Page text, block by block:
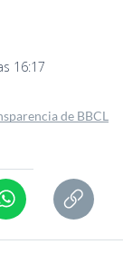
16:17
de BBCL